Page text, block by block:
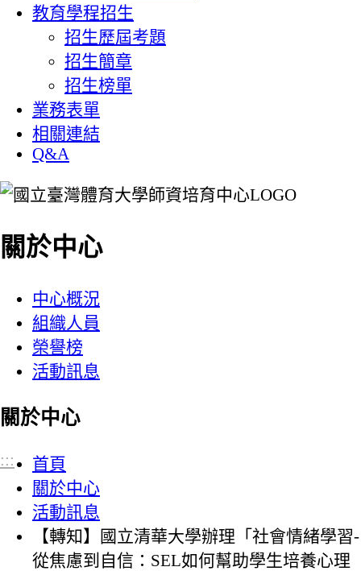
教育學程招生
招生歷屆考題
招生簡章
招生榜單
業務表單
相關連結
Q&A
:::
關於中心
中心概況
組織人員
榮譽榜
活動訊息
關於中心
:::
首頁
關於中心
活動訊息
【轉知】國立清華大學辦理「社會情緒學習-
從焦慮到自信：SEL如何幫助學生培養心理